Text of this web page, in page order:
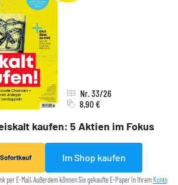
kaufen: 5 Aktien im Fokus
Nr. 33/26
8,90 €
Sofortkauf Im Shop kaufen
per E-Mail. Außerdem können Sie gekaufte E-Paper in Ihrem Konto